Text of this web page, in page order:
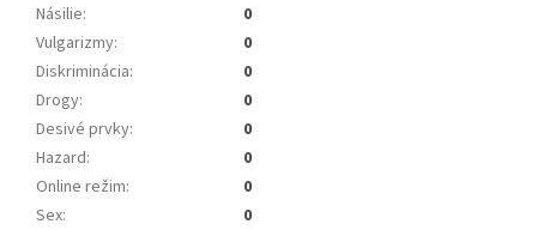
Násilie:
0
Vulgarizmy:
0
Diskriminácia:
0
Drogy:
0
Desivé prvky:
0
Hazard:
0
Online režim:
0
Sex:
0